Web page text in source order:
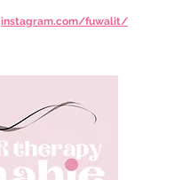
instagram.com/fuwalit/